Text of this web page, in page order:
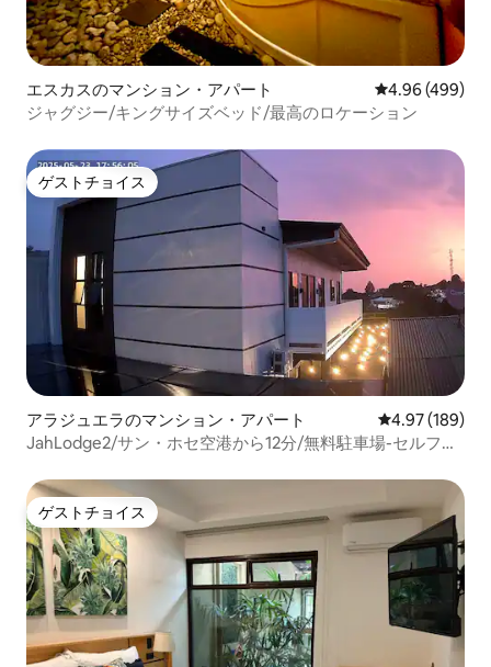
エスカスのマンション・アパート レビュー499
4.96 (499)
ジャグジー/キングサイズベッド/最高のロケーション
ゲストチョイス
ゲストチョイス
アラジュエラのマンション・アパート レビュー189
4.97 (189)
JahLodge2/サン・ホセ空港から12分/無料駐車場-セルフチ
ゲストチョイス
ゲストチョイス